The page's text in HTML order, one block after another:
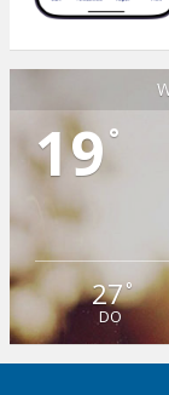
19°
27°
DO